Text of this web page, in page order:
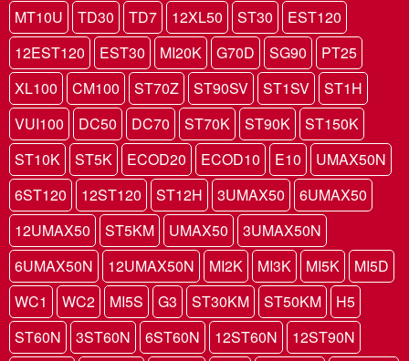
MT10U
TD30 TD7 12XL50 ST30
EST120
12EST120
EST30 MI20K G70D SG90
PT25
XL100
CM100 ST70Z ST90SV ST1SV
ST1H
VUI100
DC50 DC70 ST70K ST90K
ST150K
ST10K
ST5K ECOD20 ECOD10 E10
UMAX50N
6ST120
12ST120 ST12H 3UMAX50
6UMAX50
12UMAX50
ST5KM UMAX50
3UMAX50N
6UMAX50N
12UMAX50N MI2K MI3K MI5K
MI5D
WC1
WC2 MI5S G3 ST30KM ST50KM
H5
ST60N
3ST60N 6ST60N 12ST60N
12ST90N